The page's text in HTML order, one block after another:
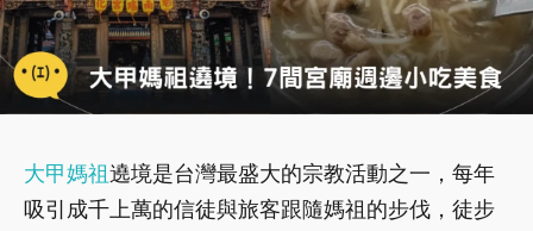
大甲媽祖遶境是台灣最盛大的宗教活動之一，每年
吸引成千上萬的信徒與旅客跟隨媽祖的步伐，徒步